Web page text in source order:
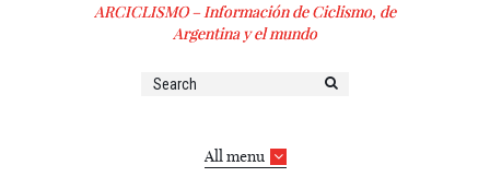
ARCICLISMO – Información de Ciclismo, de
Argentina y el mundo
All menu